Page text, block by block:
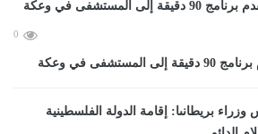
0
في وعكة